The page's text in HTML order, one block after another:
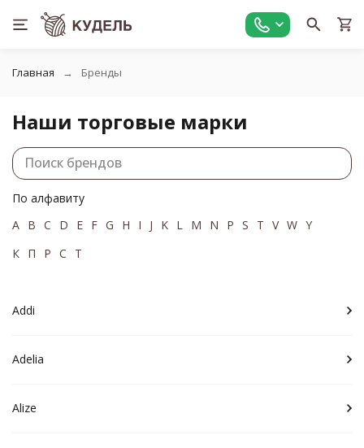
Главная Бренды
Наши торговые марки
По алфавиту
A B C D E F G H I J K L M N P S T V W Y
К П Р С Т
Addi
Adelia
Alize